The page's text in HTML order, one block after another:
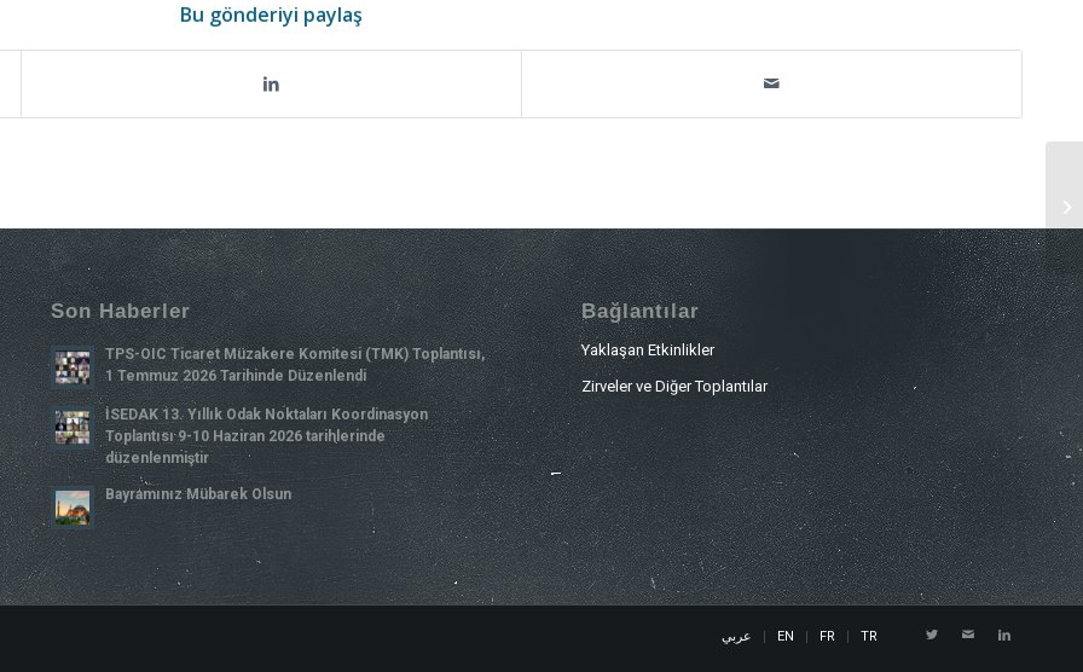
Bu gönderiyi paylaş
Son Haberler
TPS-OIC Ticaret Müzakere Komitesi (TMK) Toplantısı,
1 Temmuz 2026 Tarihinde Düzenlendi
İSEDAK 13. Yıllık Odak Noktaları Koordinasyon
Toplantısı 9-10 Haziran 2026 tarihlerinde
düzenlenmiştir
Bayramınız Mübarek Olsun
Bağlantılar
Yaklaşan Etkinlikler
Zirveler ve Diğer Toplantılar
عربي EN FR TR